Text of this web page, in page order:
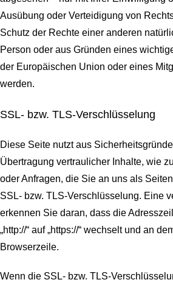
Ausübung oder Verteidigung von
Schutz der Rechte einer anderen
Person oder aus Gründen eines
der Europäischen Union oder eines
werden.
SSL- bzw. TLS-Verschlüsselung
Diese Seite nutzt aus
Übertragung vertraulicher Inhalte, wie
oder Anfragen, die Sie an uns als
SSL- bzw. TLS-Verschlüsselung. Eine
erkennen Sie daran, dass die
„http://“ auf „https://“ wechselt und an
Browserzeile.
Wenn die SSL- bzw. TLS-